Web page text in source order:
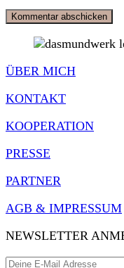
ÜBER MICH
KONTAKT
KOOPERATION
PRESSE
PARTNER
AGB & IMPRESSUM
NEWSLETTER